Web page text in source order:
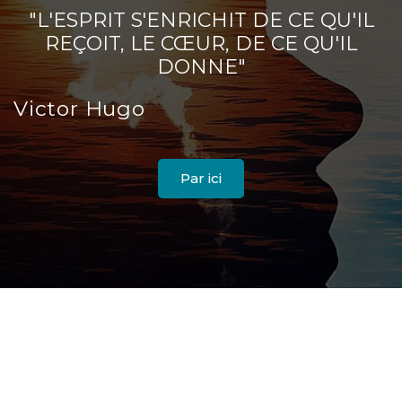
"L'ESPRIT S'ENRICHIT DE CE QU'IL
REÇOIT, LE CŒUR, DE CE QU'IL
DONNE"
Victor Hugo
Par ici